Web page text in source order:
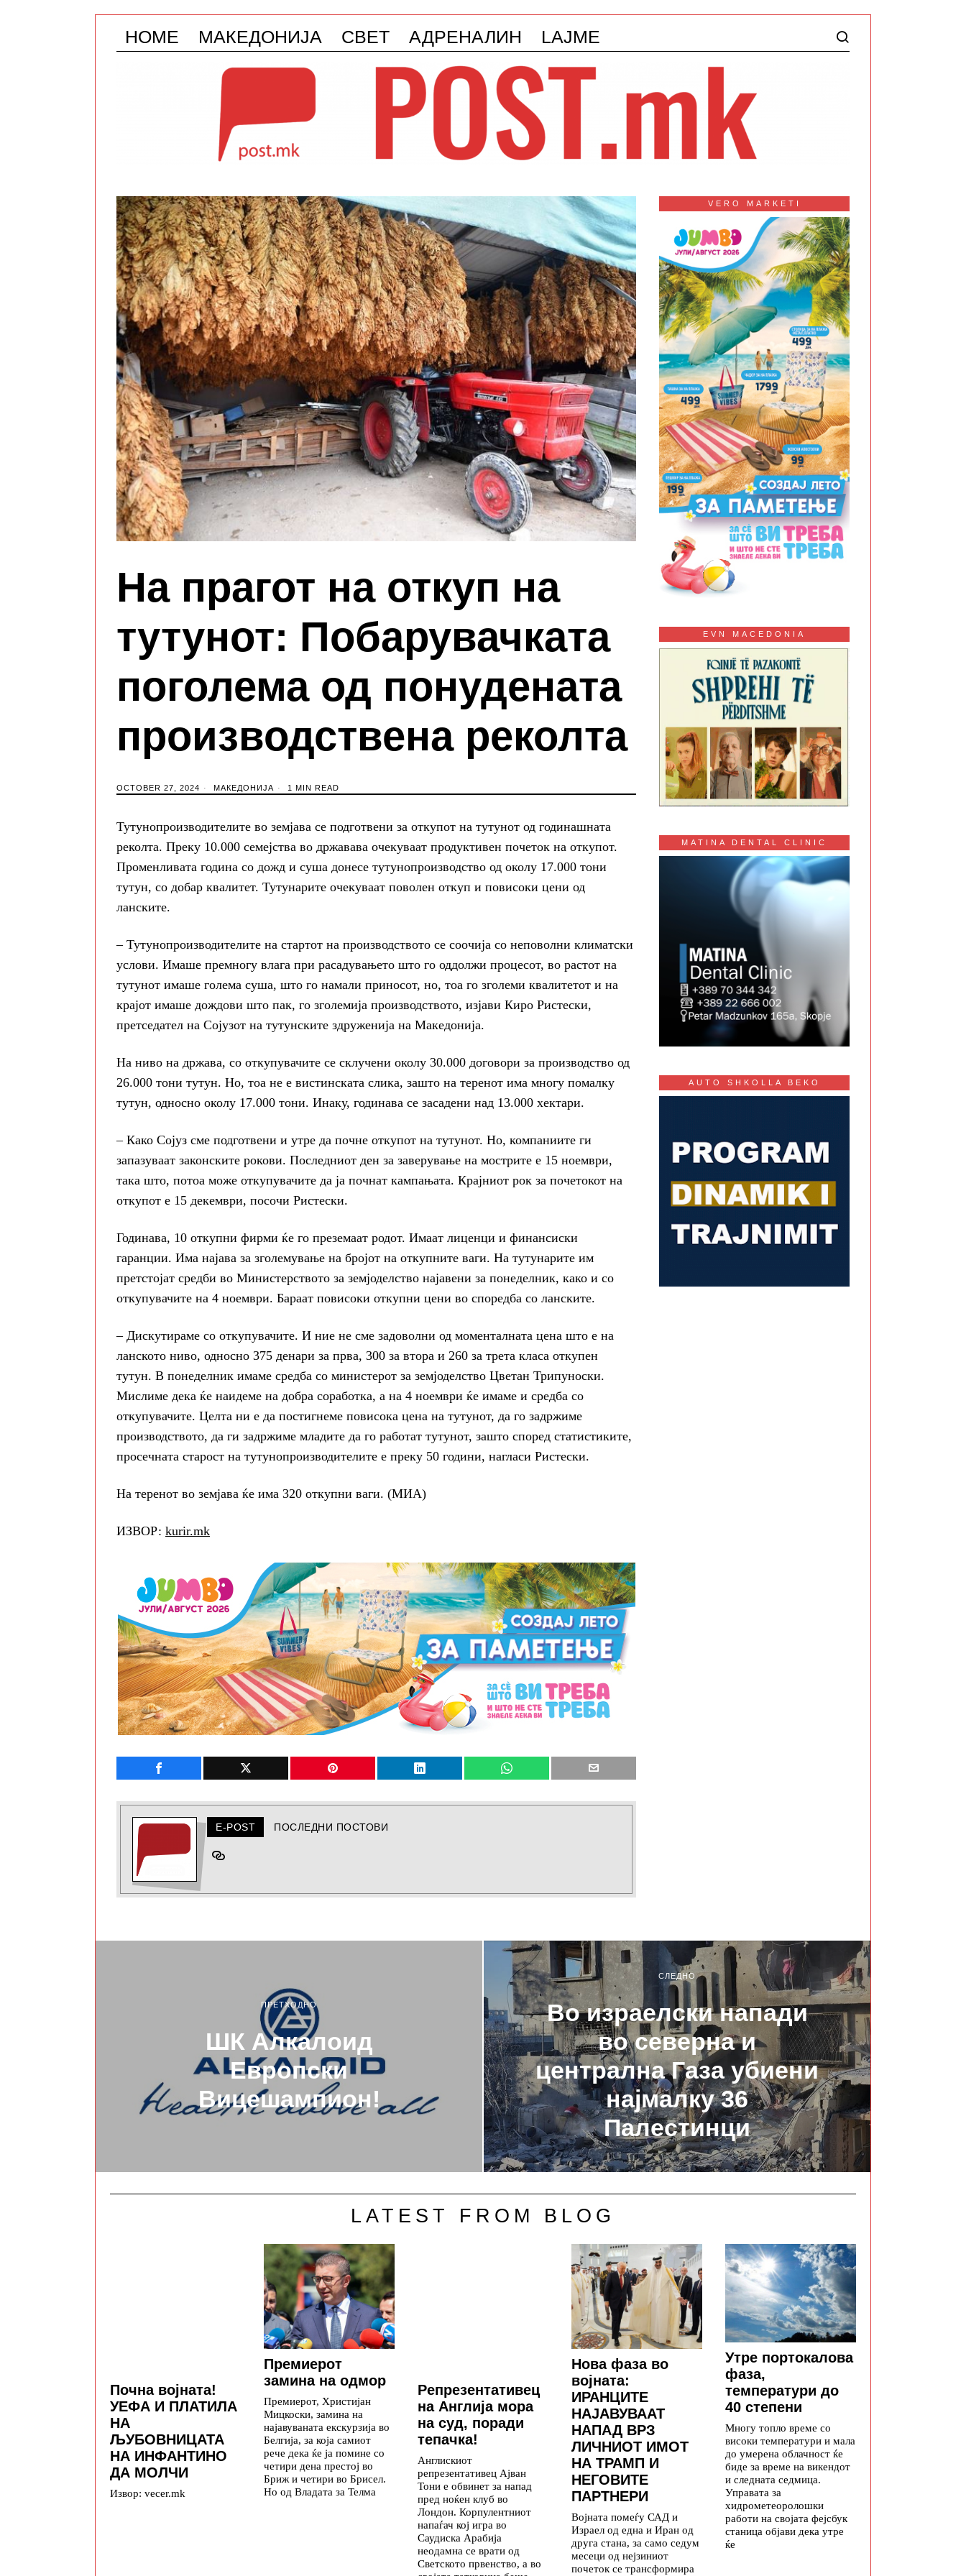
HOME МАКЕДОНИЈА СВЕТ АДРЕНАЛИН LAJME
На прагот на откуп на
тутунот: Побарувачката
поголема од понудената
производствена реколта
OCTOBER 27, 2024 МАКЕДОНИЈА 1 MIN READ
Тутунопроизводителите во земјава се подготвени за откупот на тутунот од годинашната
реколта. Преку 10.000 семејства во државава очекуваат продуктивен почеток на откупот.
Променливата година со дожд и суша донесе тутунопроизводство од околу 17.000 тони
тутун, со добар квалитет. Тутунарите очекуваат поволен откуп и повисоки цени од
ланските.
– Тутунопроизводителите на стартот на производството се соочија со неповолни климатски
услови. Имаше премногу влага при расадувањето што го оддолжи процесот, во растот на
тутунот имаше голема суша, што го намали приносот, но, тоа го зголеми квалитетот и на
крајот имаше дождови што пак, го зголемија производството, изјави Киро Ристески,
претседател на Сојузот на тутунските здруженија на Македонија.
На ниво на држава, со откупувачите се склучени околу 30.000 договори за производство од
26.000 тони тутун. Но, тоа не е вистинската слика, зашто на теренот има многу помалку
тутун, односно околу 17.000 тони. Инаку, годинава се засадени над 13.000 хектари.
– Како Сојуз сме подготвени и утре да почне откупот на тутунот. Но, компаниите ги
запазуваат законските рокови. Последниот ден за заверување на мострите е 15 ноември,
така што, потоа може откупувачите да ја почнат кампањата. Крајниот рок за почетокот на
откупот е 15 декември, посочи Ристески.
Годинава, 10 откупни фирми ќе го преземаат родот. Имаат лиценци и финансиски
гаранции. Има најава за зголемување на бројот на откупните ваги. На тутунарите им
претстојат средби во Министерството за земјоделство најавени за понеделник, како и со
откупувачите на 4 ноември. Бараат повисоки откупни цени во споредба со ланските.
– Дискутираме со откупувачите. И ние не сме задоволни од моменталната цена што е на
ланското ниво, односно 375 денари за прва, 300 за втора и 260 за трета класа откупен
тутун. В понеделник имаме средба со министерот за земјоделство Цветан Трипуноски.
Мислиме дека ќе наидеме на добра соработка, а на 4 ноември ќе имаме и средба со
откупувачите. Целта ни е да постигнеме повисока цена на тутунот, да го задржиме
производството, да ги задржиме младите да го работат тутунот, зашто според статистиките,
просечната старост на тутунопроизводителите е преку 50 години, нагласи Ристески.
На теренот во земјава ќе има 320 откупни ваги. (МИА)
ИЗВОР: kurir.mk
E-POST ПОСЛЕДНИ ПОСТОВИ
VERO MARKETI
EVN MACEDONIA
MATINA DENTAL CLINIC
AUTO SHKOLLA BEKO
ПРЕТХОДНО
ШК Алкалоид
Европски
Вицешампион!
СЛЕДНО
Во израелски напади
во северна и
централна Газа убиени
најмалку 36
Палестинци
LATEST FROM BLOG
Почна војната!
УЕФА И ПЛАТИЛА
НА
ЉУБОВНИЦАТА
НА ИНФАНТИНО
ДА МОЛЧИ
Извор: vecer.mk
Премиерот
замина на одмор
Премиерот, Христијан
Мицкоски, замина на
најавуваната екскурзија во
Белгија, за која самиот
рече дека ќе ја помине со
четири дена престој во
Бриж и четири во Брисел.
Но од Владата за Телма
Репрезентативец
на Англија мора
на суд, поради
тепачка!
Англискиот
репрезентативец Ајван
Тони е обвинет за напад
пред ноќен клуб во
Лондон. Корпулентниот
напаѓач кој игра во
Саудиска Арабија
неодамна се врати од
Светското првенство, а во
Нова фаза во
војната:
ИРАНЦИТЕ
НАЈАВУВААТ
НАПАД ВРЗ
ЛИЧНИОТ ИМОТ
НА ТРАМП И
НЕГОВИТЕ
ПАРТНЕРИ
Војната помеѓу САД и
Израел од една и Иран од
друга стана, за само седум
месеци од нејзиниот
почеток се трансформира
Утре портокалова
фаза,
температури до
40 степени
Многу топло време со
високи температури и мала
до умерена облачност ќе
биде за време на викендот
и следната седмица.
Управата за
хидрометеоролошки
работи на својата фејсбук
станица објави дека утре
ќе